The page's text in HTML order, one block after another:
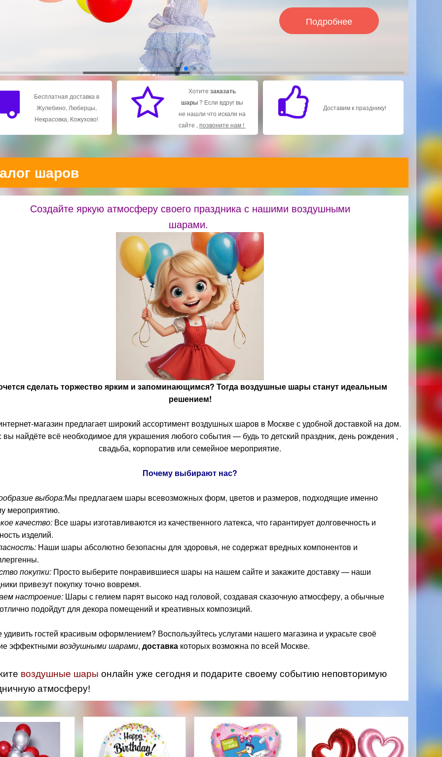
Бесплатная доставка в
Жулебино, Люберцы,
Некрасовка, Кожухово!
Хотите заказать
шары? Если вдруг вы
не нашли что искали на
сайте , позвоните нам !
Доставим к празднику!
шаров
Создайте яркую атмосферу своего праздника с нашими воздушными
шарами.
сделать торжество ярким и запоминающимся? Тогда воздушные шары станут идеальным
решением!
магазин предлагает широкий ассортимент воздушных шаров в Москве с удобной доставкой на дом.
вы найдёте всё необходимое для украшения любого события — будь то детский праздник, день рождения ,
свадьба, корпоратив или семейное мероприятие.
Почему выбирают нас?
выбора:Мы предлагаем шары всевозможных форм, цветов и размеров, подходящие именно
мероприятию.
качество: Все шары изготавливаются из качественного латекса, что гарантирует долговечность и
изделий.
Наши шары абсолютно безопасны для здоровья, не содержат вредных компонентов и
покупки: Просто выберите понравившиеся шары на нашем сайте и закажите доставку — наши
привезут покупку точно вовремя.
настроение: Шары с гелием парят высоко над головой, создавая сказочную атмосферу, а обычные
подойдут для декора помещений и креативных композиций.
удивить гостей красивым оформлением? Воспользуйтесь услугами нашего магазина и украсьте своё
эффектными воздушными шарами, доставка которых возможна по всей Москве.
воздушные шары онлайн уже сегодня и подарите своему событию неповторимую
атмосферу!